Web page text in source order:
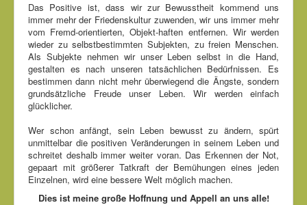
Das Positive ist, dass wir zur Bewusstheit kommend uns
immer mehr der Friedenskultur zuwenden, wir uns immer mehr
vom Fremd-orientierten, Objekt-haften entfernen. Wir werden
wieder zu selbstbestimmten Subjekten, zu freien Menschen.
Als Subjekte nehmen wir unser Leben selbst in die Hand,
gestalten es nach unseren tatsächlichen Bedürfnissen. Es
bestimmen dann nicht mehr überwiegend die Ängste, sondern
grundsätzliche Freude unser Leben. Wir werden einfach
glücklicher.
Wer schon anfängt, sein Leben bewusst zu ändern, spürt
unmittelbar die positiven Veränderungen in seinem Leben und
schreitet deshalb immer weiter voran. Das Erkennen der Not,
gepaart mit größerer Tatkraft der Bemühungen eines jeden
Einzelnen, wird eine bessere Welt möglich machen.
Dies ist meine große Hoffnung und Appell an uns alle!